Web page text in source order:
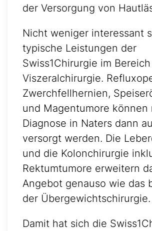
der Versorgung von
Nicht weniger interessant
typische Leistungen der
Swiss1Chirurgie im Bereich
Viszeralchirurgie.
Zwerchfellhernien,
und Magentumore können
Diagnose in Naters dann
versorgt werden. Die
und die Kolonchirurgie
Rektumtumore erweitern
Angebot genauso wie das
der Übergewichtschirurgie.
Damit hat sich die